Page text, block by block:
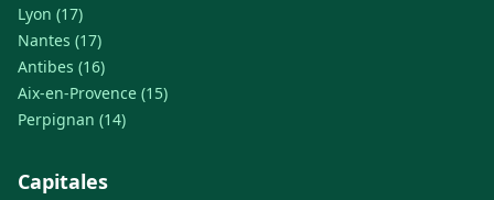
Lyon (17)
Nantes (17)
Antibes (16)
Aix-en-Provence (15)
Perpignan (14)
Capitales